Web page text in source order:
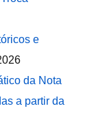
e
da Nota
a partir da